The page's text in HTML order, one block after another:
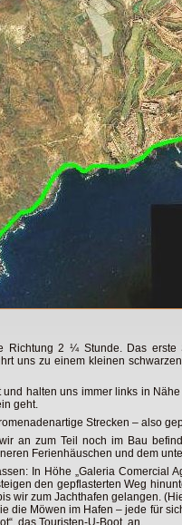
Richtung 2 ¼ Stunde. Das
uns zu einem kleinen
halten uns immer links in
geht.
Strecken – also
an zum Teil noch im Bau
Ferienhäuschen und dem
In Höhe „Galeria Comercial
den gepflasterten Weg
wir zum Jachthafen gelangen.
die Möwen im Hafen – jede für
das Touristen-U-Boot, an.